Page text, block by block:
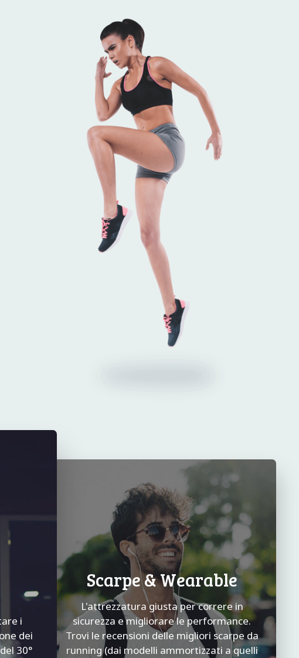
i
dei
30°
Scarpe & Wearable
L'attrezzatura giusta per correre in
sicurezza e migliorare le performance.
Trovi le recensioni delle migliori scarpe da
running (dai modelli ammortizzati a quelli